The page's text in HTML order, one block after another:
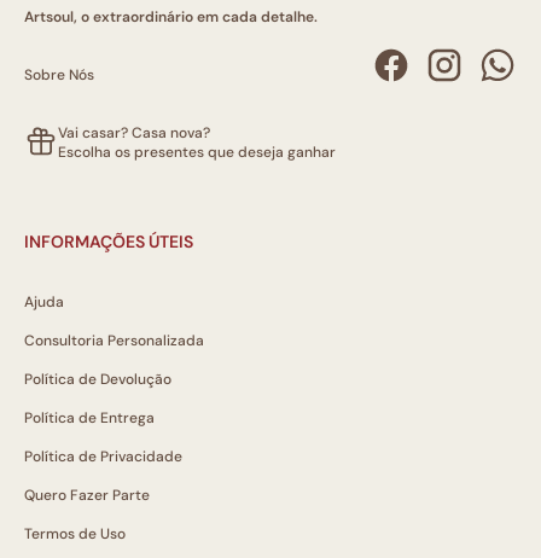
Artsoul, o extraordinário em cada detalhe.
Sobre Nós
Vai casar? Casa nova?
Escolha os presentes que deseja ganhar
INFORMAÇÕES ÚTEIS
Ajuda
Consultoria Personalizada
Política de Devolução
Política de Entrega
Política de Privacidade
Quero Fazer Parte
Termos de Uso